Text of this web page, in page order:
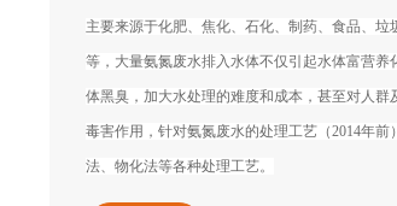
主要来源于化肥、焦化、石化、制药、食品、垃
等，大量氨氮废水排入水体不仅引起水体富营养
体黑臭，加大水处理的难度和成本，甚至对人群
毒害作用，针对氨氮废水的处理工艺（2014年前
法、物化法等各种处理工艺。